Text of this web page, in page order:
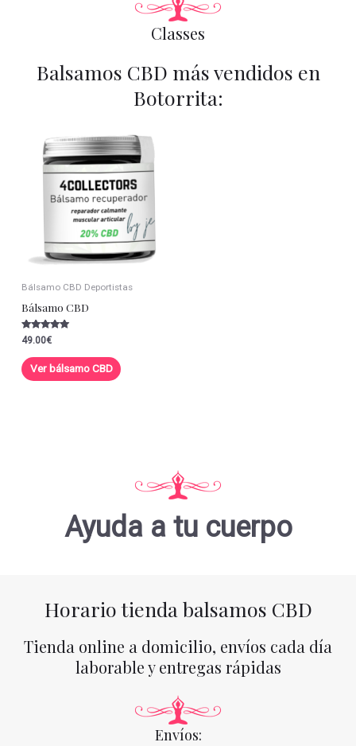
Classes
Balsamos CBD más vendidos en
Botorrita:
Bálsamo CBD Deportistas
Bálsamo CBD
Valorado con
5.00
de 5
49.00€
Ver bálsamo CBD
Ayuda a tu cuerpo
Horario tienda balsamos CBD
Tienda online a domicilio, envíos cada día
laborable y entregas rápidas
Envíos: